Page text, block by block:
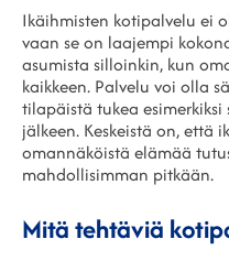
Ikäihmisten kotipalvelu ei
vaan se on laajempi
asumista silloinkin, kun
kaikkeen. Palvelu voi olla
tilapäistä tukea
jälkeen. Keskeistä on, että
omannäköistä elämää
mahdollisimman pitkään.
Mitä tehtäviä